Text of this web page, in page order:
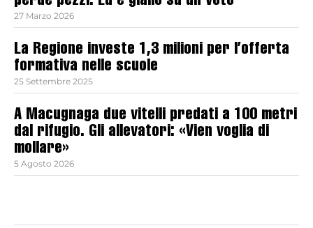
27 Marzo 2026
La Regione investe 1,3 milioni per l’offerta
formativa nelle scuole
25 Settembre 2025
A Macugnaga due vitelli predati a 100 metri
dal rifugio. Gli allevatori: «Vien voglia di
mollare»
5 Agosto 2026